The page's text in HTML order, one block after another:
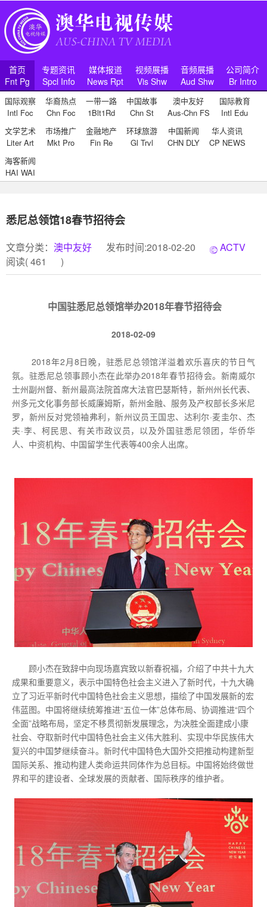
首页
Fnt Pg
专题资讯
Spcl Info
媒体报道
News Rpt
视频展播
Vis Shw
音频展播
Aud Shw
公司简介
Br Intro
国际观察
Intl Foc
华裔热点
Chn Foc
一带一路
1Blt1Rd
中国故事
Chn St
澳中友好
Aus-Chn FS
国际教育
Intl Edu
文学艺术
Liter Art
市场推广
Mkt Pro
金融地产
Fin Re
环球旅游
Gl Trvl
中国新闻
CHN DLY
华人资讯
CP NEWS
海客新闻
HAI WAI
悉尼总领馆18春节招待会
文章分类： 澳中友好 发布时间:2018-02-20
ACTV
阅读(461 )
中国驻悉尼总领馆举办2018年春节招待会
2018-02-09
2018年2月8日晚，驻悉尼总领馆洋溢着欢乐喜庆的节日气
氛。驻悉尼总领事顾小杰在此举办2018年春节招待会。新南威尔
士州副州督、新州最高法院首席大法官巴瑟斯特，新州州长代表、
州多元文化事务部长威廉姆斯，新州金融、服务及产权部长多米尼
罗，新州反对党领袖弗利，新州议员王国忠、达利尔·麦圭尔、杰
夫·李、柯民思、有关市政议员，以及外国驻悉尼领团，华侨华
人、中资机构、中国留学生代表等400余人出席。
顾小杰在致辞中向现场嘉宾致以新春祝福，介绍了中共十九大
成果和重要意义，表示中国特色社会主义进入了新时代，十九大确
立了习近平新时代中国特色社会主义思想，描绘了中国发展新的宏
伟蓝图。中国将继续统筹推进“五位一体”总体布局、协调推进“四个
全面”战略布局，坚定不移贯彻新发展理念，为决胜全面建成小康
社会、夺取新时代中国特色社会主义伟大胜利、实现中华民族伟大
复兴的中国梦继续奋斗。新时代中国特色大国外交把推动构建新型
国际关系、推动构建人类命运共同体作为总目标。中国将始终做世
界和平的建设者、全球发展的贡献者、国际秩序的维护者。